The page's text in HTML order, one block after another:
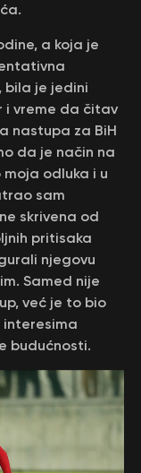
a koja je
bila je jedini
i vreme da čitav
nastupa za BiH
da je način na
odluka i u
sam
skrivena od
pritisaka
njegovu
Samed nije
već je to bio
interesima
budućnosti.